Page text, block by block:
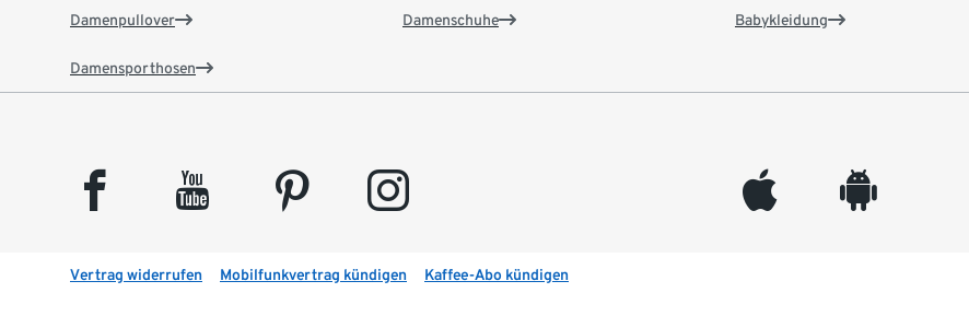
Damenpullover
Damensporthosen
Damenschuhe Babykleidung
facebook youtube pinterest instagram appleinc android
Vertrag widerrufen Mobilfunkvertrag kündigen Kaffee-Abo kündigen